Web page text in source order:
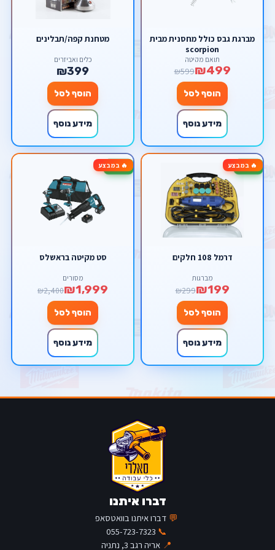
מברגת גבס כולל מחסנית מבית
scorpion
תואם מקיטה
₪499
₪599
הוסף לסל
מידע נוסף
מטחנת קפה/תבלינים
כלים ואביזרים
₪399
הוסף לסל
מידע נוסף
🔥 במבצע-33%
דרמל 108 חלקים
מברגות
₪199
₪299
הוסף לסל
מידע נוסף
🔥 במבצע-17%
סט מקיטה בראשלס
מסורים
₪1,999
₪2,400
הוסף לסל
מידע נוסף
דברו איתנו
💬 דברו איתנו בוואטסאפ
📞
055-723-7323
📍 אריה רגב 3, נתניה